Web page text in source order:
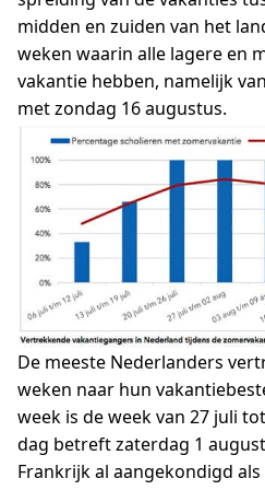
midden en zuiden van het
weken waarin alle lagere en
vakantie hebben, namelijk
met zondag 16 augustus.
De meeste Nederlanders
weken naar hun
week is de week van 27 juli
dag betreft zaterdag 1
Frankrijk al aangekondigd